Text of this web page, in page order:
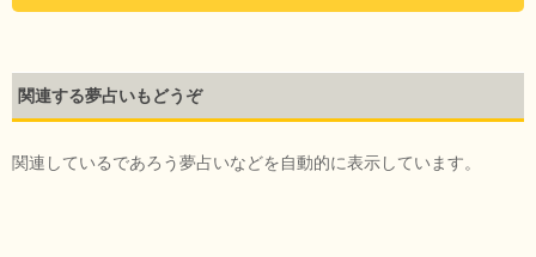
関連する夢占いもどうぞ
関連しているであろう夢占いなどを自動的に表示しています。